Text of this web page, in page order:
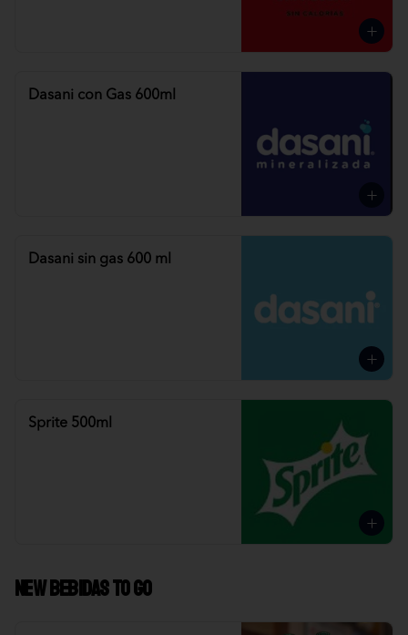
Dasani con Gas 600ml
Dasani sin gas 600 ml
Sprite 500ml
NEW Bebidas To Go